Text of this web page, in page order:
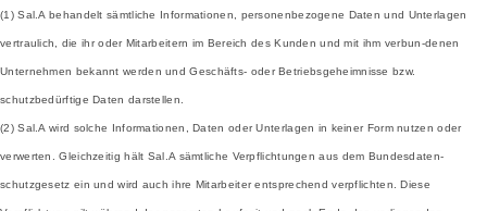
(1) Sal.A behandelt sämtliche Informationen, personenbezogene Daten und Unterlagen
vertraulich, die ihr oder Mitarbeitern im Bereich des Kunden und mit ihm verbun-denen
Unternehmen bekannt werden und Geschäfts- oder Betriebsgeheimnisse bzw.
schutzbedürftige Daten darstellen.
(2) Sal.A wird solche Informationen, Daten oder Unterlagen in keiner Form nutzen oder
verwerten. Gleichzeitig hält Sal.A sämtliche Verpflichtungen aus dem Bundesdaten-
schutzgesetz ein und wird auch ihre Mitarbeiter entsprechend verpflichten. Diese